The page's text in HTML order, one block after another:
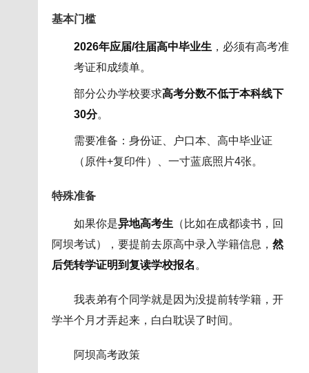
基本门槛
2026年应届/往届高中毕业生 ，必须有高考准
考证和成绩单。
部分公办学校要求高考分数不低于本科线下
30分。
需要准备：身份证、户口本、高中毕业证
（原件+复印件）、一寸蓝底照片4张。
特殊准备
如果你是异地高考生 （比如在成都读书，回
阿坝考试），要提前去原高中录入学籍信息， 然
后凭转学证明到复读学校报名 。
我表弟有个同学就是因为没提前转学籍，开
学半个月才弄起来，白白耽误了时间。
阿坝高考政策